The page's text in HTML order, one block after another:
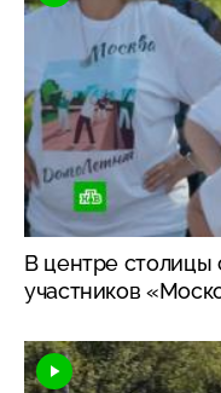
В центре столицы
участников